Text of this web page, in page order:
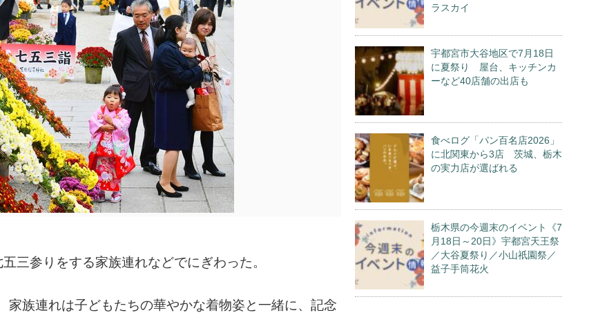
三参りをする家族連れなどでにぎわった。
族連れは子どもたちの華やかな着物姿と一緒に、記念
ラスカイ
宇都宮市大谷地区で7月18日
に夏祭り 屋台、キッチンカ
ーなど40店舗の出店も
食べログ「パン百名店2026」
に北関東から3店 茨城、栃木
の実力店が選ばれる
栃木県の今週末のイベント《7
月18日～20日》宇都宮天王祭
／大谷夏祭り／小山祇園祭／
益子手筒花火